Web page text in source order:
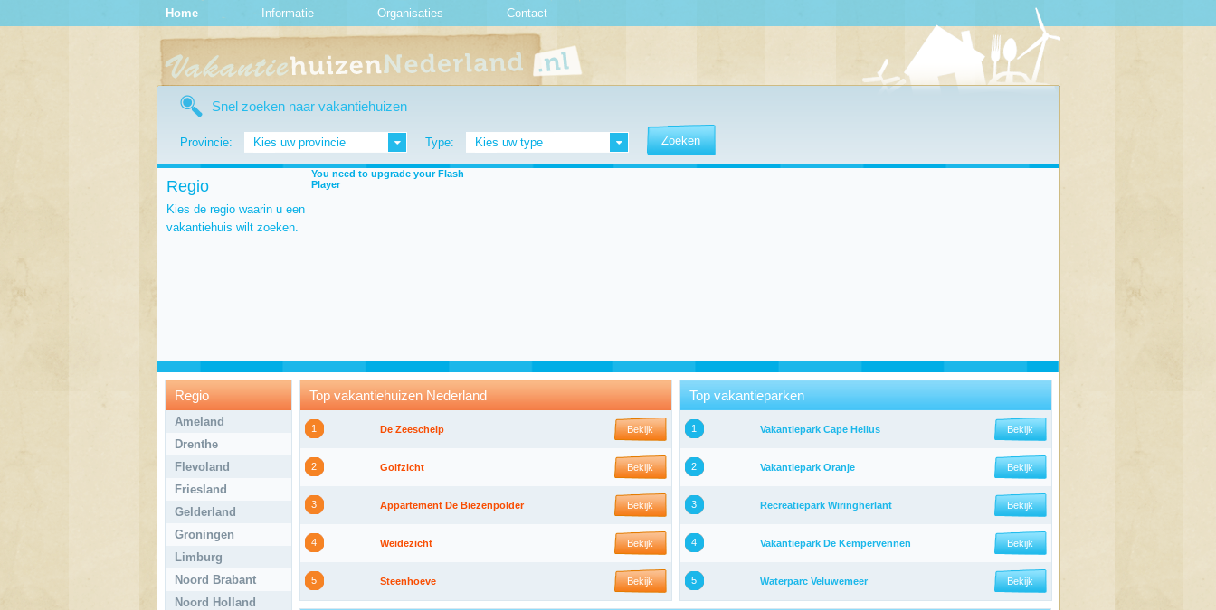
Home Informatie Organisaties Contact
Snel zoeken naar vakantiehuizen
Provincie: Kies uw provincie Type: Kies uw type
Regio
Kies de regio waarin u een
vakantiehuis wilt zoeken.
You need to upgrade your Flash
Player
Regio
Ameland
Drenthe
Flevoland
Friesland
Gelderland
Groningen
Limburg
Noord Brabant
Noord Holland
Top vakantiehuizen Nederland
1 De Zeeschelp Bekijk
2 Golfzicht Bekijk
3 Appartement De Biezenpolder Bekijk
4 Weidezicht Bekijk
5 Steenhoeve Bekijk
Top vakantieparken
1 Vakantiepark Cape Helius Bekijk
2 Vakantiepark Oranje Bekijk
3 Recreatiepark Wiringherlant Bekijk
4 Vakantiepark De Kempervennen Bekijk
5 Waterparc Veluwemeer Bekijk